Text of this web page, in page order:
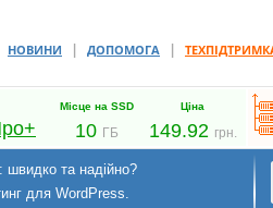
НОВИНИ | ДОПОМОГА |
Місце на SSD Ціна
10 ГБ 149.92 грн.
швидко та надійно?
для WordPress.